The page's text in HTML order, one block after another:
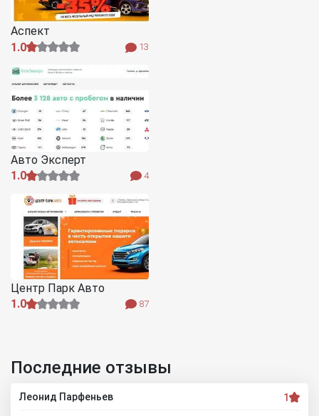
Аспект
1.0
13
Авто Эксперт
1.0
4
Центр Парк Авто
1.0
87
Последние отзывы
Леонид Парфеньев 1